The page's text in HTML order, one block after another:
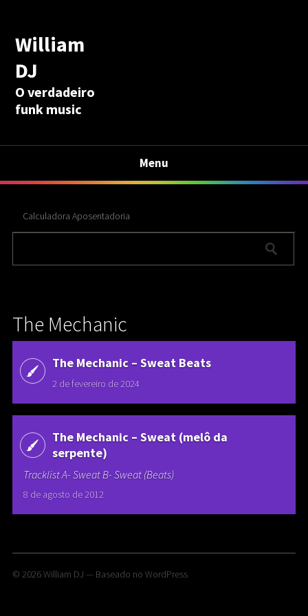
William
DJ
O verdadeiro
funk music
Menu
Calculadora Aposentadoria
The Mechanic
The Mechanic ‎– Sweat Beats
2 de fevereiro de 2024
The Mechanic – Sweat (melô da
serpente)
Tracklist A- Sweat B- Sweat (Beats)
8 de agosto de 2012
© 2026William DJ — Baseado no WordPress